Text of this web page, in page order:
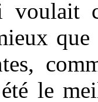
voulait
le